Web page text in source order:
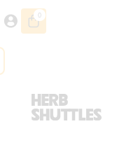
0
0
Artikel